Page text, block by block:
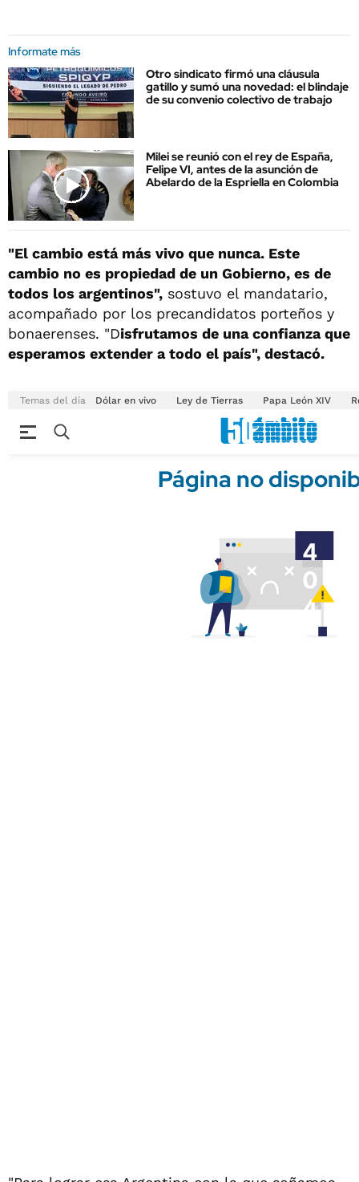
Informate más
Otro sindicato firmó una cláusula
gatillo y sumó una novedad: el blindaje
de su convenio colectivo de trabajo
Milei se reunió con el rey de España,
Felipe VI, antes de la asunción de
Abelardo de la Espriella en Colombia
"El cambio está más vivo que nunca. Este
cambio no es propiedad de un Gobierno, es de
todos los argentinos", sostuvo el mandatario,
acompañado por los precandidatos porteños y
bonaerenses. "Disfrutamos de una confianza que
esperamos extender a todo el país", destacó.